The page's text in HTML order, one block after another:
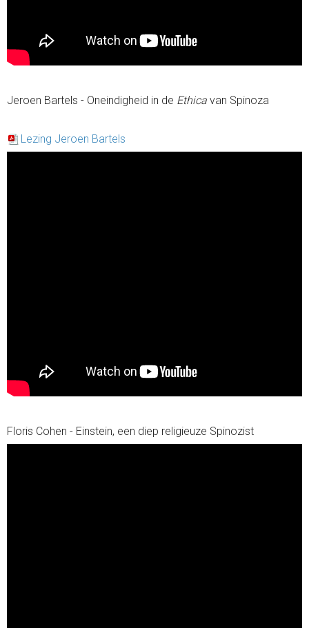
Jeroen Bartels - Oneindigheid in de Ethica van Spinoza
Lezing Jeroen Bartels
Floris Cohen - Einstein, een diep religieuze Spinozist